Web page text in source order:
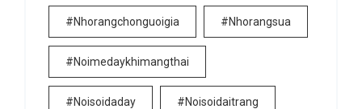
#nhorangchonguoigia #nhorangsua
#noimedaykhimangthai
#noisoidaday #noisoidaitrang